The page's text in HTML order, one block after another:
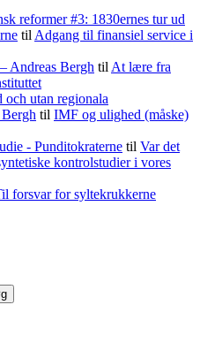
reformer #3: 1830ernes tur ud
til Adgang til finansiel service i
Andreas Bergh til At lære fra
utan regionala
til IMF og ulighed (måske)
- Punditokraterne til Var det
kontrolstudier i vores
forsvar for syltekrukkerne